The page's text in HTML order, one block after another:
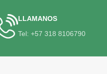
LLAMANOS
Tel: +57 318 8106790